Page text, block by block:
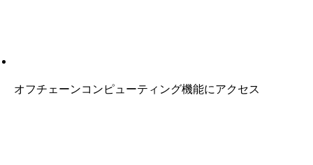
オフチェーンコンピューティング機能にアクセス